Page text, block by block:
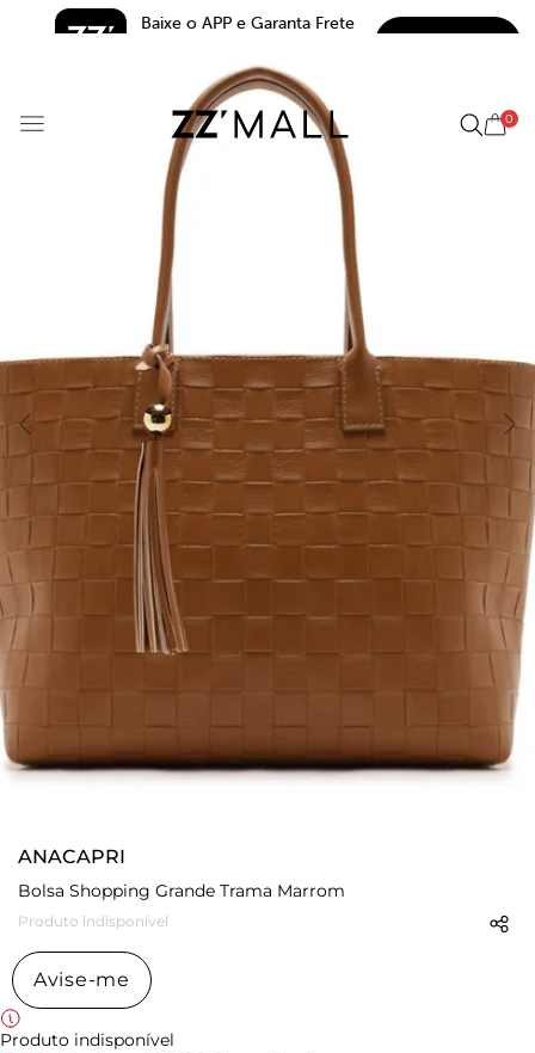
Baixe o APP e Garanta Frete
5.0
0
ANACAPRI
Bolsa Shopping Grande Trama Marrom
Produto indisponível
Avise-me
Produto indisponível